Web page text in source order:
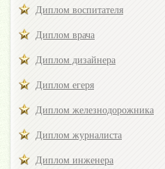
Диплом воспитателя
Диплом врача
Диплом дизайнера
Диплом егеря
Диплом железнодорожника
Диплом журналиста
Диплом инженера